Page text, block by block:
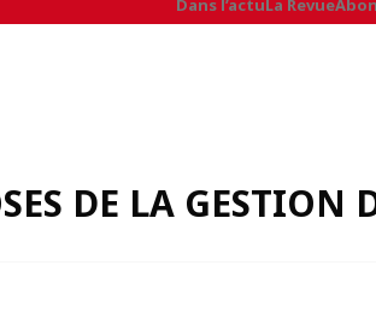
Dans l’actu La Revue
DE LA GESTION